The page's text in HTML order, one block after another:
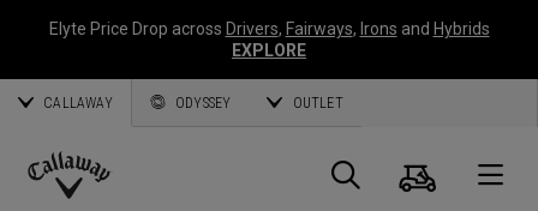
Elyte Price Drop across Drivers, Fairways, Irons and Hybrids
EXPLORE
CALLAWAY ODYSSEY OUTLET
Suche